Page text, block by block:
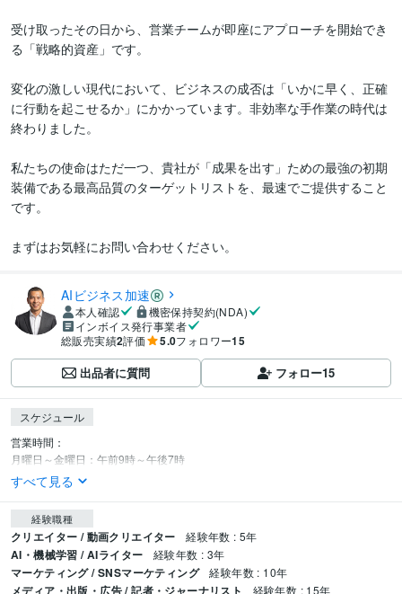
受け取ったその日から、営業チームが即座にアプローチを開始でき
る「戦略的資産」です。
変化の激しい現代において、ビジネスの成否は「いかに早く、正確
に行動を起こせるか」にかかっています。非効率な手作業の時代は
終わりました。
私たちの使命はただ一つ、貴社が「成果を出す」ための最強の初期
装備である最高品質のターゲットリストを、最速でご提供すること
です。
まずはお気軽にお問い合わせください。
AIビジネス加速
本人確認
機密保持契約(NDA)
インボイス発行事業者
総販売実績2評価 5.0フォロワー15
出品者に質問 フォロー15
スケジュール
営業時間：
月曜日～金曜日：午前9時～午後7時
すべて見る
経験職種
クリエイター / 動画クリエイター 経験年数 : 5年
AI・機械学習 / AIライター 経験年数 : 3年
マーケティング / SNSマーケティング 経験年数 : 10年
メディア・出版・広告 / 記者・ジャーナリスト 経験年数 : 15年